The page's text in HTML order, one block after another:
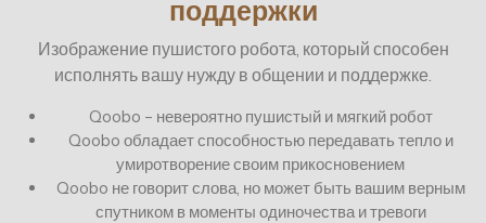
поддержки
Изображение пушистого робота, который способен
исполнять вашу нужду в общении и поддержке.
Qoobo – невероятно пушистый и мягкий робот
Qoobo обладает способностью передавать тепло и
умиротворение своим прикосновением
Qoobo не говорит слова, но может быть вашим верным
спутником в моменты одиночества и тревоги